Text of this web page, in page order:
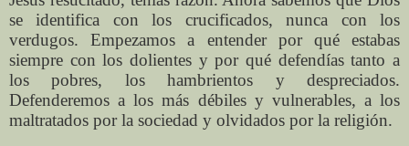
se identifica con los crucificados, nunca con los
verdugos. Empezamos a entender por qué estabas
siempre con los dolientes y por qué defendías tanto a
los pobres, los hambrientos y despreciados.
Defenderemos a los más débiles y vulnerables, a los
maltratados por la sociedad y olvidados por la religión.